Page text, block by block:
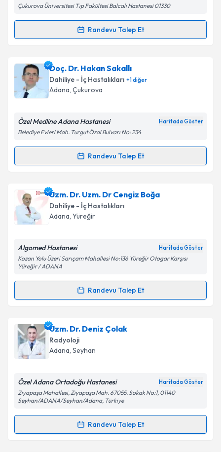
Çukurova Üniversitesi Tıp Fakültesi Balcalı Hastanesi 01330
Randevu Talep Et
Randevu Takvimi Talebi
Prof. Dr. Berksoy Şahiniçin randevu takvimi talebi
oluşturun. Size bu uzmandan randevu almanız için bir
takvim hazırlandığında e-posta ile bilgilendireceğiz.
Kişisel verilerimin işlenmesine ilişkin
Metni'ni okudum ve kişisel verilerimin belirtilen
Takvim Talebini Gönder
Doç. Dr. Hakan Sakallı
Dahiliye - İç Hastalıkları +1diğer
Adana, Çukurova
Özel Medline Adana Hastanesi Haritada Göster
Belediye Evleri Mah. Turgut Özal Bulvarı No: 234
Randevu Talep Et
Randevu Takvimi Talebi
Doç. Dr. Hakan Sakallıiçin randevu takvimi talebi
oluşturun. Size bu uzmandan randevu almanız için bir
takvim hazırlandığında e-posta ile bilgilendireceğiz.
Kişisel verilerimin işlenmesine ilişkinAydınlatma
'ni okudum ve kişisel verilerimin belirtilen
kapsamda işlenmesini kabul ediyorum.
Takvim Talebini Gönder
Uzm. Dr. Uzm. Dr Cengiz Boğa
Dahiliye - İç Hastalıkları
Adana, Yüreğir
Algomed Hastanesi Haritada Göster
Kozan Yolu Üzeri Sarıçam Mahallesi No:136 Yüreğir Otogar Karşısı
Yüreğir / ADANA
Randevu Talep Et
Randevu Takvimi Talebi
Uzm. Dr. Uzm. Dr Cengiz Boğa
talebi oluşturun. Size bu uzmandan randevu almanız
için bir takvim hazırlandığında e-posta ile
bilgilendireceğiz.
Kişisel verilerimin işlenmesine ilişkin
Metni'ni okudum ve kişisel verilerimin belirtilen
Uzm. Dr. Deniz Çolak
Radyoloji
Adana, Seyhan
Özel Adana Ortadoğu Hastanesi Haritada Göster
Ziyapaşa Mahallesi, Ziyapaşa Mah. 67055. Sokak No:1, 01140
Seyhan/ADANA/Seyhan/Adana, Türkiye
Randevu Talep Et
Randevu Takvimi Talebi